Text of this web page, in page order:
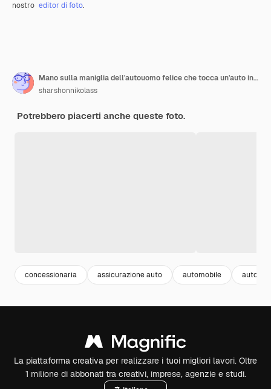
nostro editor di foto.
Mano sulla maniglia dell'autouomo felice che tocca un'auto in un'autosalone o in uno showroom
sharshonnikolass
Potrebbero piacerti anche queste foto.
concessionaria assicurazione auto automobile auto
La piattaforma creativa per realizzare i tuoi migliori lavori. Oltre
1 milione di abbonati tra creativi, imprese, agenzie e studi.